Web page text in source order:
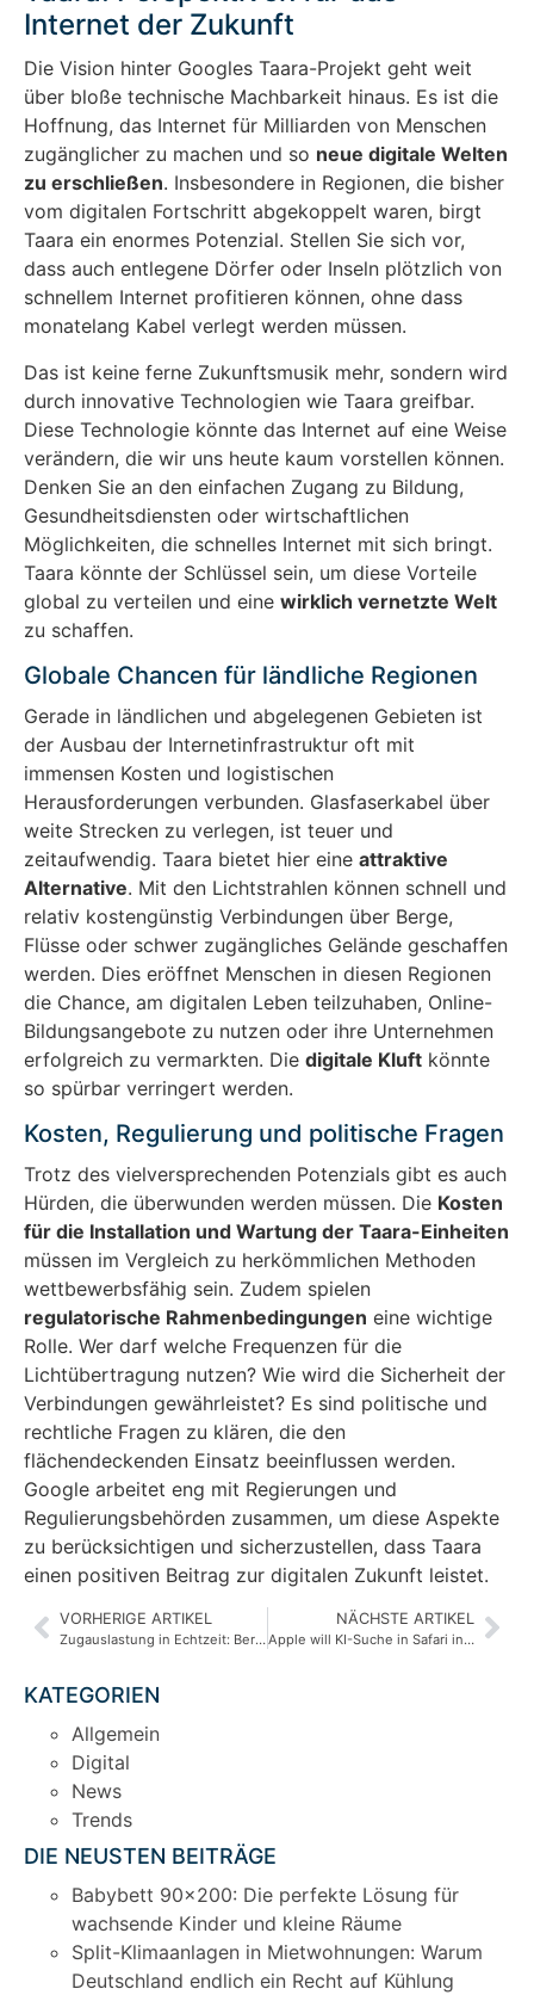
Internet der Zukunft
Die Vision hinter Googles Taara-Projekt geht weit
über bloße technische Machbarkeit hinaus. Es ist die
Hoffnung, das Internet für Milliarden von Menschen
zugänglicher zu machen und so neue digitale Welten
zu erschließen. Insbesondere in Regionen, die bisher
vom digitalen Fortschritt abgekoppelt waren, birgt
Taara ein enormes Potenzial. Stellen Sie sich vor,
dass auch entlegene Dörfer oder Inseln plötzlich von
schnellem Internet profitieren können, ohne dass
monatelang Kabel verlegt werden müssen.
Das ist keine ferne Zukunftsmusik mehr, sondern wird
durch innovative Technologien wie Taara greifbar.
Diese Technologie könnte das Internet auf eine Weise
verändern, die wir uns heute kaum vorstellen können.
Denken Sie an den einfachen Zugang zu Bildung,
Gesundheitsdiensten oder wirtschaftlichen
Möglichkeiten, die schnelles Internet mit sich bringt.
Taara könnte der Schlüssel sein, um diese Vorteile
global zu verteilen und eine wirklich vernetzte Welt
zu schaffen.
Globale Chancen für ländliche Regionen
Gerade in ländlichen und abgelegenen Gebieten ist
der Ausbau der Internetinfrastruktur oft mit
immensen Kosten und logistischen
Herausforderungen verbunden. Glasfaserkabel über
weite Strecken zu verlegen, ist teuer und
zeitaufwendig. Taara bietet hier eine attraktive
Alternative. Mit den Lichtstrahlen können schnell und
relativ kostengünstig Verbindungen über Berge,
Flüsse oder schwer zugängliches Gelände geschaffen
werden. Dies eröffnet Menschen in diesen Regionen
die Chance, am digitalen Leben teilzuhaben, Online-
Bildungsangebote zu nutzen oder ihre Unternehmen
erfolgreich zu vermarkten. Die digitale Kluft könnte
so spürbar verringert werden.
Kosten, Regulierung und politische Fragen
Trotz des vielversprechenden Potenzials gibt es auch
Hürden, die überwunden werden müssen. Die Kosten
für die Installation und Wartung der Taara-Einheiten
müssen im Vergleich zu herkömmlichen Methoden
wettbewerbsfähig sein. Zudem spielen
regulatorische Rahmenbedingungen eine wichtige
Rolle. Wer darf welche Frequenzen für die
Lichtübertragung nutzen? Wie wird die Sicherheit der
Verbindungen gewährleistet? Es sind politische und
rechtliche Fragen zu klären, die den
flächendeckenden Einsatz beeinflussen werden.
Google arbeitet eng mit Regierungen und
Regulierungsbehörden zusammen, um diese Aspekte
zu berücksichtigen und sicherzustellen, dass Taara
einen positiven Beitrag zur digitalen Zukunft leistet.
VORHERIGE ARTIKEL
Zugauslastung in Echtzeit: Berlin startet Pilotprojekt
NÄCHSTE ARTIKEL
Apple will KI-Suche in Safari integrieren – warum das für Google ein Problem ist
KATEGORIEN
Allgemein
Digital
News
Trends
DIE NEUSTEN BEITRÄGE
Babybett 90×200: Die perfekte Lösung für
wachsende Kinder und kleine Räume
Split-Klimaanlagen in Mietwohnungen: Warum
Deutschland endlich ein Recht auf Kühlung